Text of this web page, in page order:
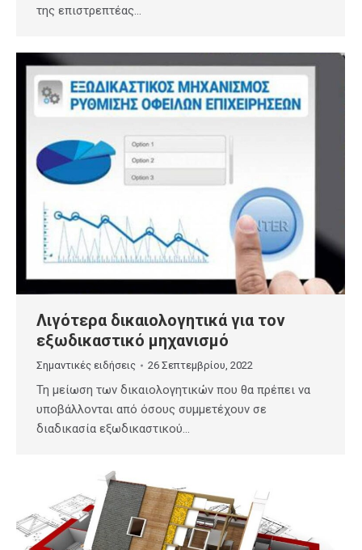
της επιστρεπτέας…
Λιγότερα δικαιολογητικά για τον
εξωδικαστικό μηχανισμό
Σημαντικές ειδήσεις 26 Σεπτεμβρίου, 2022
Τη μείωση των δικαιολογητικών που θα πρέπει να
υποβάλλονται από όσους συμμετέχουν σε
διαδικασία εξωδικαστικού…